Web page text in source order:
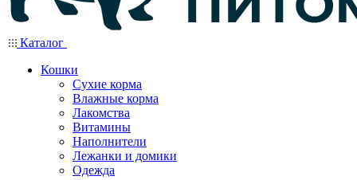
Каталог
Кошки
Сухие корма
Влажные корма
Лакомства
Витамины
Наполнители
Лежанки и домики
Одежда